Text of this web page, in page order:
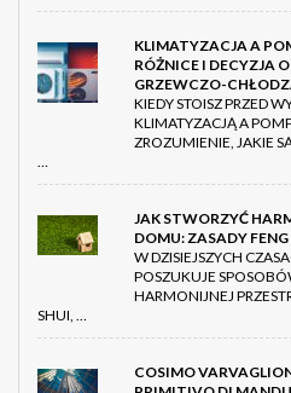
KLIMATYZACJA A
RÓŻNICE I DECYZJA
GRZEWCZO-
KIEDY STOISZ PRZED
KLIMATYZACJĄ A
ZROZUMIENIE, JAKIE
…
JAK STWORZYĆ
DOMU: ZASADY FENG
W DZISIEJSZYCH
POSZUKUJE
HARMONIJNEJ
SHUI, …
COSIMO